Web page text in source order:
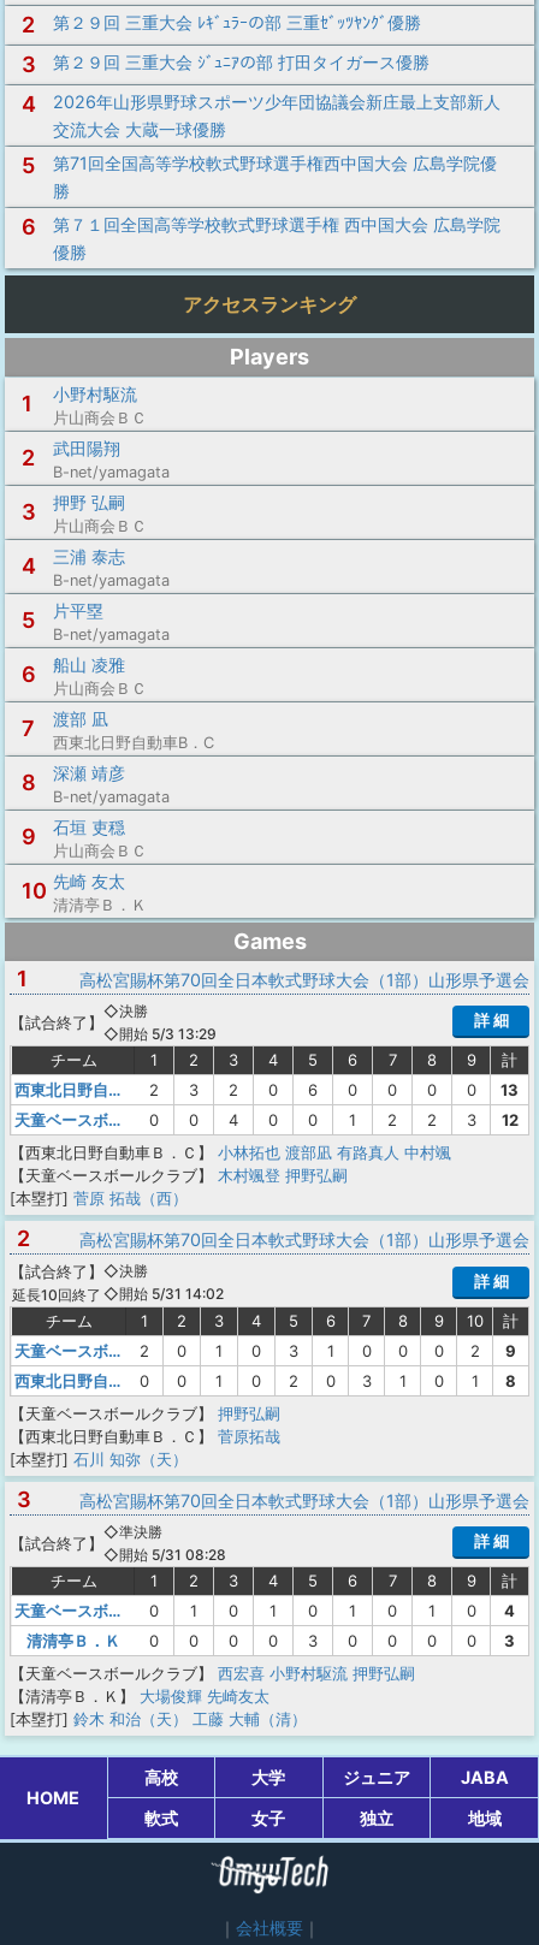
2 第２９回 三重大会 ﾚｷﾞｭﾗｰの部 三重ｾﾞｯﾂﾔﾝｸﾞ優勝
3 第２９回 三重大会 ｼﾞｭﾆｱの部 打田タイガース優勝
4
2026年山形県野球スポーツ少年団協議会新庄最上支部新人
交流大会 大蔵一球優勝
5
第71回全国高等学校軟式野球選手権西中国大会 広島学院優
勝
6
第７１回全国高等学校軟式野球選手権 西中国大会 広島学院
優勝
アクセスランキング
Players
1
小野村駆流
片山商会ＢＣ
2 武田陽翔
B-net/yamagata
3 押野 弘嗣
片山商会ＢＣ
4 三浦 泰志
B-net/yamagata
5 片平塁
B-net/yamagata
6 船山 凌雅
片山商会ＢＣ
7 渡部 凪
西東北日野自動車B．C
8 深瀬 靖彦
B-net/yamagata
9 石垣 吏穏
片山商会ＢＣ
10 先崎 友太
清清亭Ｂ．Ｋ
Games
1
高松宮賜杯第70回全日本軟式野球大会（1部）山形県予選会
【試合終了 】
◇決勝
◇開始 5/3 13:29
詳 細
チーム 1 2 3 4 5 6 7 8 9
計
西東北日野自動車Ｂ．Ｃ
2 3 2 0 6 0 0 0 0
13
天童ベースボールクラブ
0 0 4 0 0 1 2 2 3
12
【西東北日野自動車Ｂ．Ｃ】
小林拓也 渡部凪 有路真人 中村颯
【天童ベースボールクラブ】
木村颯登 押野弘嗣
[本塁打] 菅原 拓哉（西）
2 高松宮賜杯第70回全日本軟式野球大会（1部）山形県予選会
【試合終了 】
延長10回終了
◇決勝
◇開始 5/31 14:02
詳 細
チーム 1 2 3 4 5 6 7 8 9 10
計
天童ベースボールクラブ
2 0 1 0 3 1 0 0 0 2
9
西東北日野自動車Ｂ．Ｃ
0 0 1 0 2 0 3 1 0 1
8
【天童ベースボールクラブ】
押野弘嗣
【西東北日野自動車Ｂ．Ｃ】
菅原拓哉
[本塁打] 石川 知弥（天）
3 高松宮賜杯第70回全日本軟式野球大会（1部）山形県予選会
【試合終了 】
◇準決勝
◇開始 5/31 08:28
詳 細
チーム 1 2 3 4 5 6 7 8 9
計
天童ベースボールクラブ
0 1 0 1 0 1 0 1 0
4
清清亭Ｂ．Ｋ
0 0 0 0 3 0 0 0 0
3
【天童ベースボールクラブ】
西宏喜 小野村駆流 押野弘嗣
【清清亭Ｂ．Ｋ】
大場俊輝 先崎友太
[本塁打] 鈴木 和治（天） 工藤 大輔（清）
HOME
高校 大学 ジュニア
JABA
軟式
女子 独立 地域
会社概要